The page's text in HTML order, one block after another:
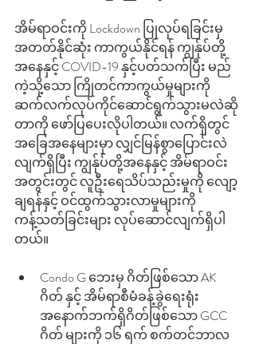
အိမ်ရာဝင်းကို Lockdown ပြုလုပ်ရခြင်းမှ
အတတ်နိုင်ဆုံး ကာကွယ်နိုင်ရန် ကျွန်ုပ်တို့
အနေနှင့် COVID-19 နှင့်ပတ်သက်ပြီး မည်
ကဲ့သို့သော ကြိုတင်ကာကွယ်မှုများကို
ဆက်လက်လုပ်ကိုင်ဆောင်ရွက်သွားမလဲဆို
တာကို ဖော်ပြပေးလိုပါတယ်။ လက်ရှိတွင်
အခြေအနေများမှာ လျှင်မြန်စွာပြောင်းလဲ
လျက်ရှိပြီး ကျွန်ုပ်တို့အနေနှင့် အိမ်ရာဝင်း
အတွင်းတွင် လူဦးရေသိပ်သည်းမှုကို လျော့
ချရန်နှင့် ဝင်ထွက်သွားလာမှုများကို
ကန့်သတ်ခြင်းများ လုပ်ဆောင်လျက်ရှိပါ
တယ်။
Condo G ဘေးမှ ဂိတ်ဖြစ်သော AK
ဂိတ် နှင့် အိမ်ရာစီမံခန့်ခွဲရေးရုံး
အနောက်ဘက်ရှိဂိတ်ဖြစ်သော GCC
ဂိတ် များကို ၁၆ ရက် စက်တင်ဘာလ